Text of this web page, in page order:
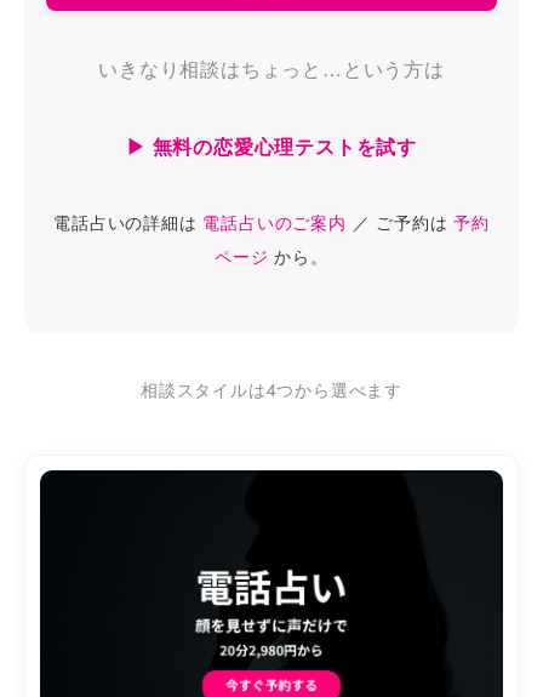
いきなり相談はちょっと…という方は
▶ 無料の恋愛心理テストを試す
電話占いの詳細は 電話占いのご案内 ／ ご予約は予約
ページ から。
相談スタイルは4つから選べます